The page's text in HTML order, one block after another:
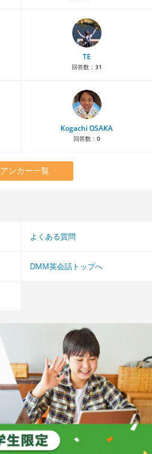
TE
回答数： 31
Kogachi OSAKA
回答数： 0
アンカー一覧
よくある質問
DMM英会話トップへ